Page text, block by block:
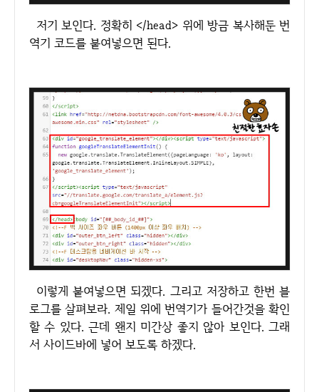
저기 보인다. 정확히 </head> 위에 방금 복사해둔 번
역기 코드를 붙여넣으면 된다.
이렇게 붙여넣으면 되겠다. 그리고 저장하고 한번 블
로그를 살펴보라. 제일 위에 번역기가 들어간것을 확인
할 수 있다. 근데 왠지 미간상 좋지 않아 보인다. 그래
서 사이드바에 넣어 보도록 하겠다.